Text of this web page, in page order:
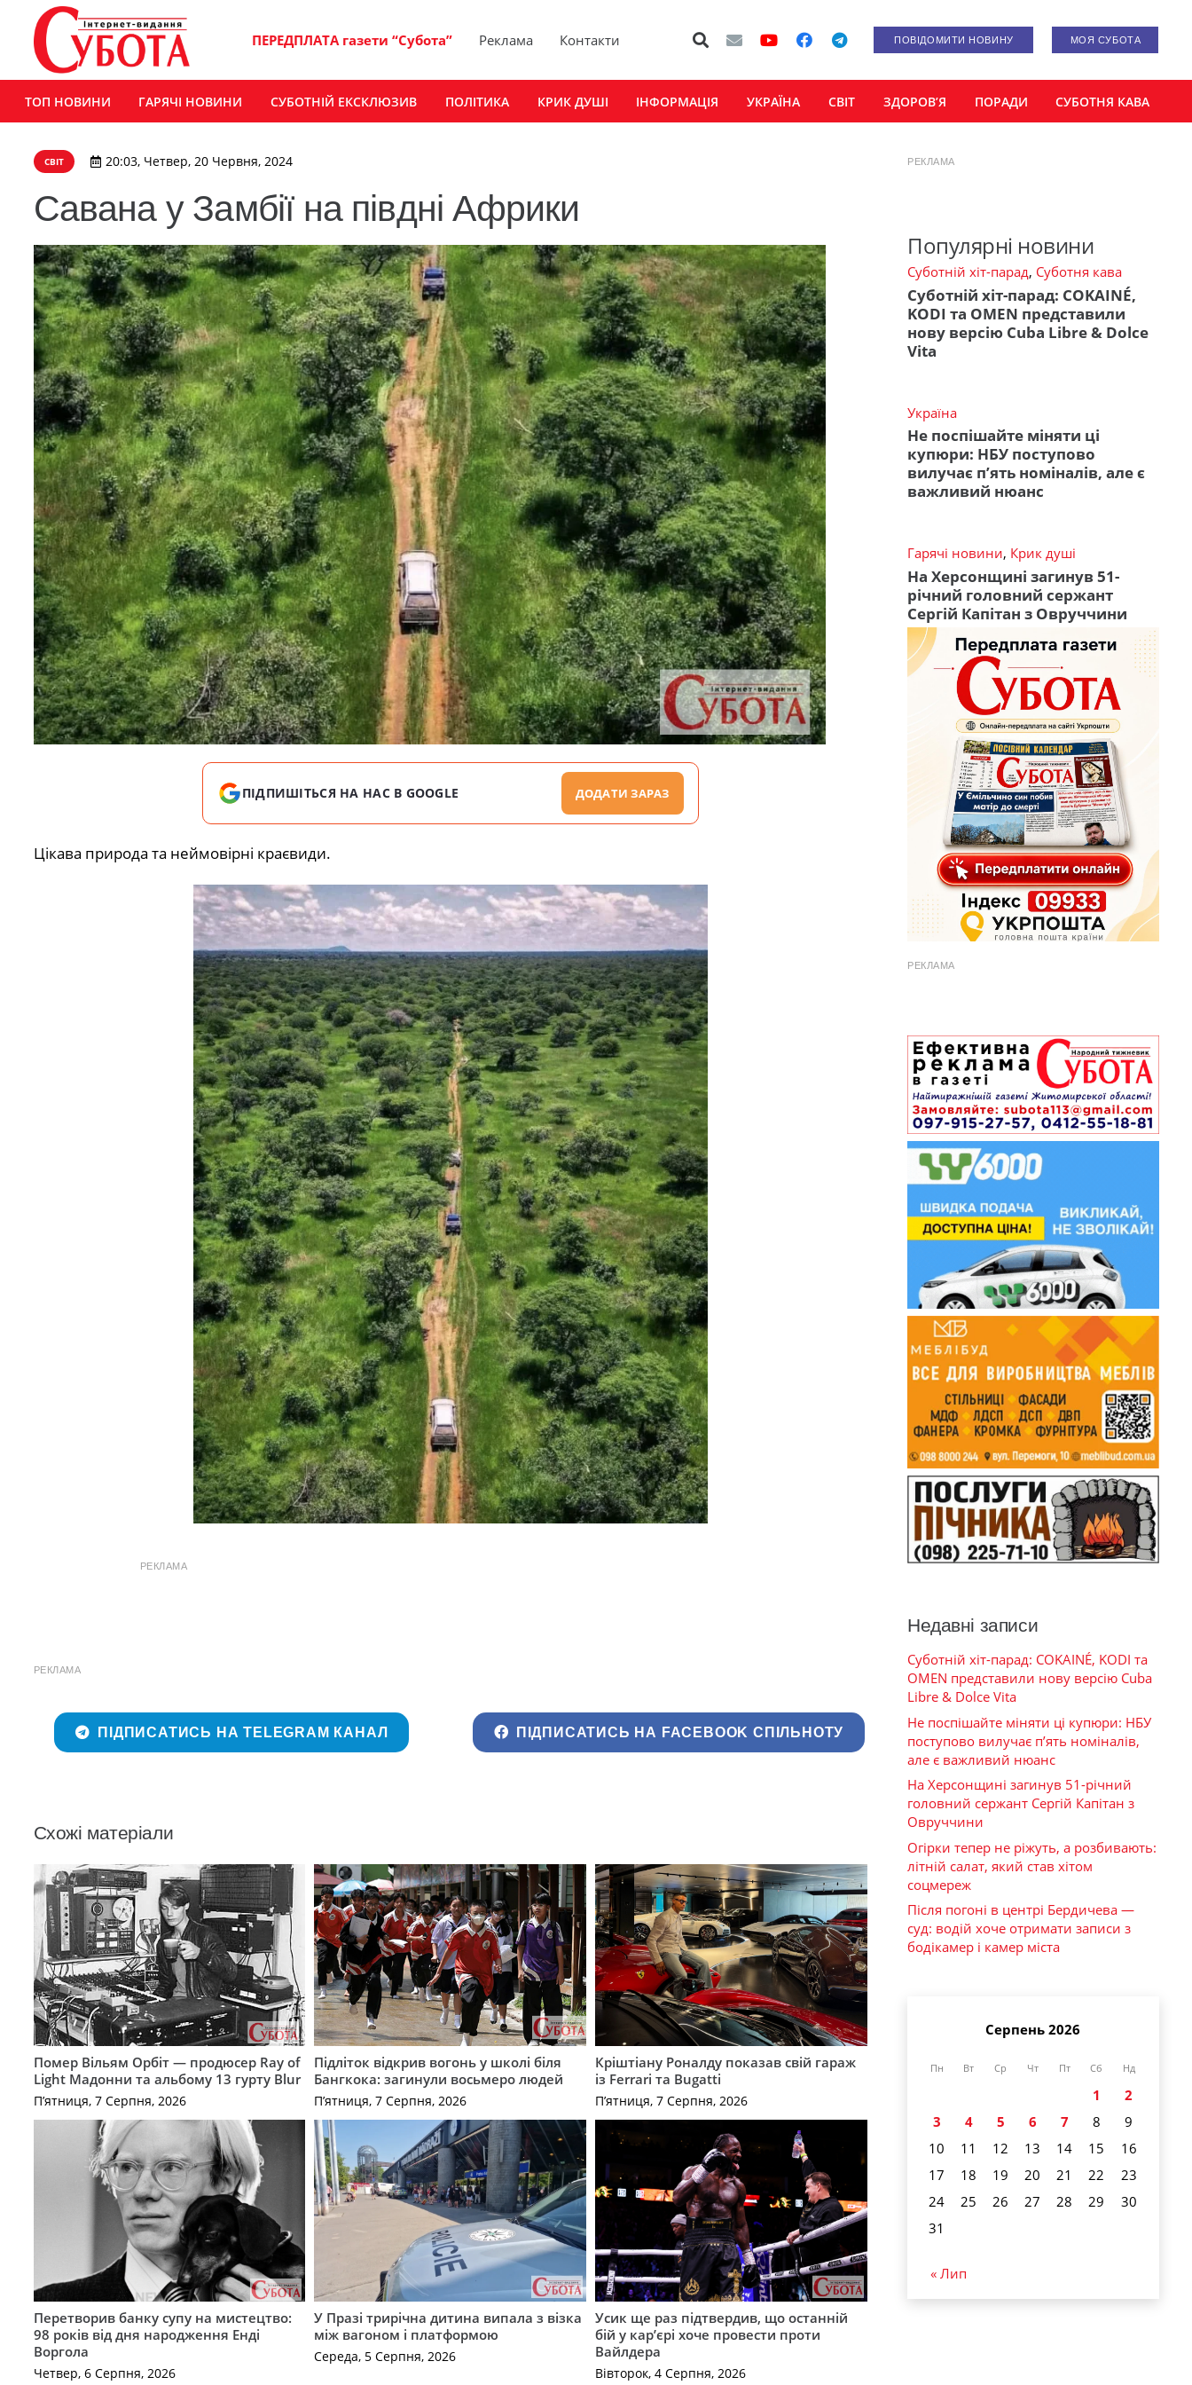
ПЕРЕДПЛАТА газети “Субота” Реклама Контакти ПОВІДОМИТИ НОВИНУ МОЯ СУБОТА
ТОП НОВИНИ ГАРЯЧІ НОВИНИ СУБОТНІЙ ЕКСКЛЮЗИВ ПОЛІТИКА КРИК ДУШІ ІНФОРМАЦІЯ УКРАЇНА СВІТ ЗДОРОВ’Я ПОРАДИ СУБОТНЯ КАВА
СВІТ 20:03, Четвер, 20 Червня, 2024
Савана у Замбії на півдні Африки
ПІДПИШІТЬСЯ НА НАС В GOOGLE ДОДАТИ ЗАРАЗ
Цікава природа та неймовірні краєвиди.
РЕКЛАМА
РЕКЛАМА
ПІДПИСАТИСЬ НА TELEGRAM КАНАЛ ПІДПИСАТИСЬ НА FACEBOOK СПІЛЬНОТУ
Схожі матеріали
Помер Вільям Орбіт — продюсер Ray of
Light Мадонни та альбому 13 гурту Blur
П’ятниця, 7 Серпня, 2026
Підліток відкрив вогонь у школі біля
Бангкока: загинули восьмеро людей
П’ятниця, 7 Серпня, 2026
Кріштіану Роналду показав свій гараж
із Ferrari та Bugatti
П’ятниця, 7 Серпня, 2026
Перетворив банку супу на мистецтво:
98 років від дня народження Енді
Воргола
Четвер, 6 Серпня, 2026
У Празі трирічна дитина випала з візка
між вагоном і платформою
Середа, 5 Серпня, 2026
Усик ще раз підтвердив, що останній
бій у кар’єрі хоче провести проти
Вайлдера
Вівторок, 4 Серпня, 2026
РЕКЛАМА
Популярні новини
Суботній хіт-парад, Суботня кава
Суботній хіт-парад: COKAINÉ,
KODI та OMEN представили
нову версію Cuba Libre & Dolce
Vita
Україна
Не поспішайте міняти ці
купюри: НБУ поступово
вилучає п’ять номіналів, але є
важливий нюанс
Гарячі новини, Крик душі
На Херсонщині загинув 51-
річний головний сержант
Сергій Капітан з Овруччини
РЕКЛАМА
Недавні записи
Суботній хіт-парад: COKAINÉ, KODI та
OMEN представили нову версію Cuba
Libre & Dolce Vita
Не поспішайте міняти ці купюри: НБУ
поступово вилучає п’ять номіналів,
але є важливий нюанс
На Херсонщині загинув 51-річний
головний сержант Сергій Капітан з
Овруччини
Огірки тепер не ріжуть, а розбивають:
літній салат, який став хітом
соцмереж
Після погоні в центрі Бердичева —
суд: водій хоче отримати записи з
бодікамер і камер міста
Серпень 2026
Пн Вт Ср Чт Пт Сб Нд
1
2
3
4 5 6 7 8
9
10
11 12 13 14 15
16
17
18 19 20 21 22
23
24
25 26 27 28 29
30
31
« Лип